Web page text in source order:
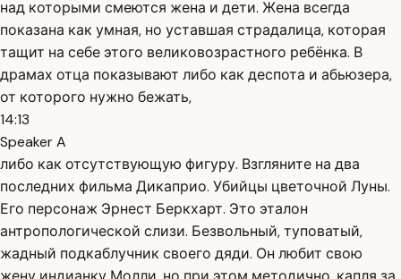
над которыми смеются жена и дети. Жена всегда
показана как умная, но уставшая страдалица, которая
тащит на себе этого великовозрастного ребёнка. В
драмах отца показывают либо как деспота и абьюзера,
от которого нужно бежать,
14:13
Speaker A
либо как отсутствующую фигуру. Взгляните на два
последних фильма Дикаприо. Убийцы цветочной Луны.
Его персонаж Эрнест Беркхарт. Это эталон
антропологической слизи. Безвольный, туповатый,
жадный подкаблучник своего дяди. Он любит свою